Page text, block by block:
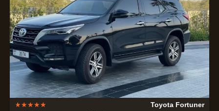
u
t
o
f
5
Toyota Fortuner
★
★
★
★
★